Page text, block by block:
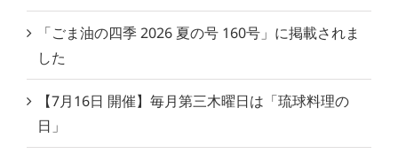
「ごま油の四季 2026 夏の号 160号」に掲載されま
した
【7月16日 開催】毎月第三木曜日は「琉球料理の
日」